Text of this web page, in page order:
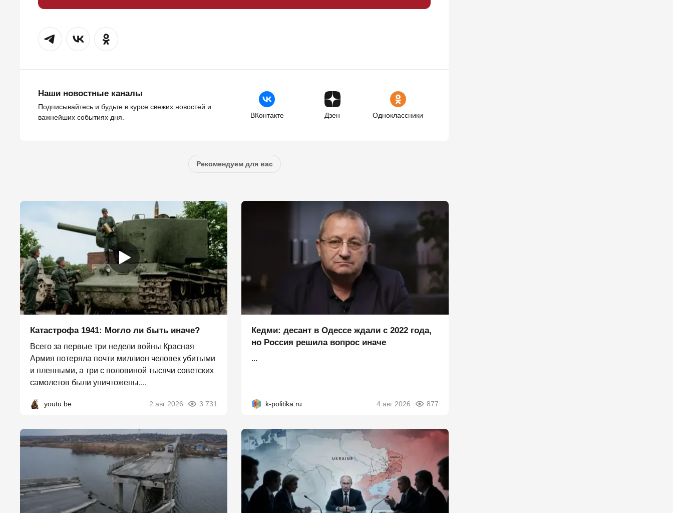
Наши новостные каналы
Подписывайтесь и будьте в курсе свежих новостей и
важнейших событиях дня.
ВКонтакте Дзен Одноклассники
Рекомендуем для вас
Катастрофа 1941: Могло ли быть иначе?
Всего за первые три недели войны Красная
Армия потеряла почти миллион человек убитыми
и пленными, а три с половиной тысячи советских
самолетов были уничтожены,...
youtu.be 2 авг 2026 3 731
Кедми: десант в Одессе ждали с 2022 года,
но Россия решила вопрос иначе
...
k-politika.ru 4 авг 2026 877